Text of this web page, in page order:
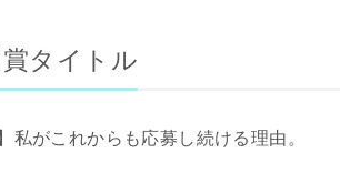
タイトル
私がこれからも応募し続ける理由。